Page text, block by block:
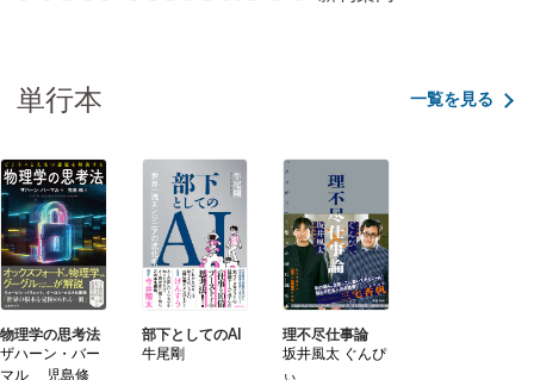
単行本 一覧を見る
物理学の思考法
ザハーン・バー
マル 児島修
部下としてのAI
牛尾剛
理不尽仕事論
坂井風太 ぐんぴ
ぃ